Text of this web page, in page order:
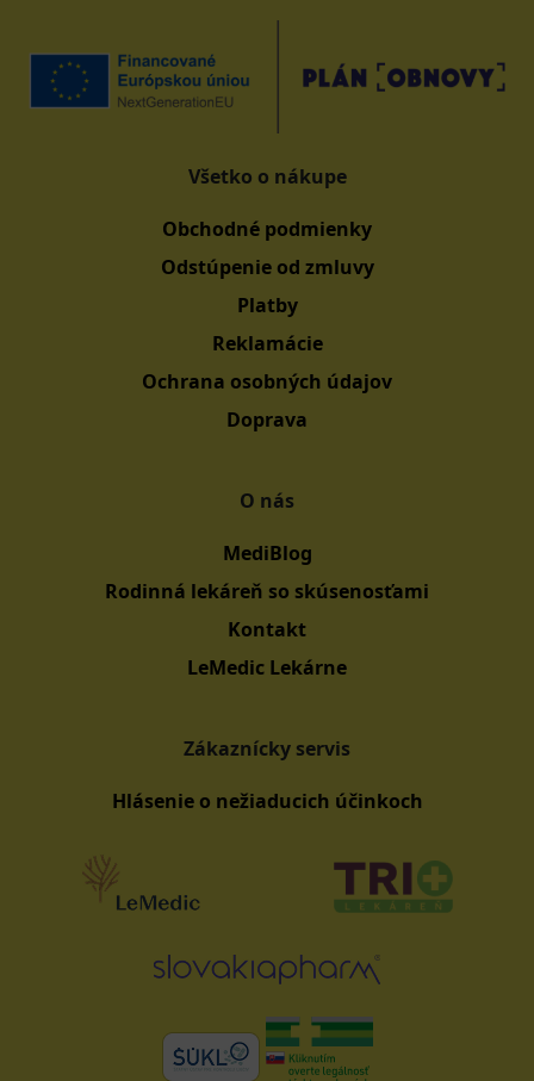
Všetko o nákupe
Obchodné podmienky
Odstúpenie od zmluvy
Platby
Reklamácie
Ochrana osobných údajov
Doprava
O nás
MediBlog
Rodinná lekáreň so skúsenosťami
Kontakt
LeMedic Lekárne
Zákaznícky servis
Hlásenie o nežiaducich účinkoch